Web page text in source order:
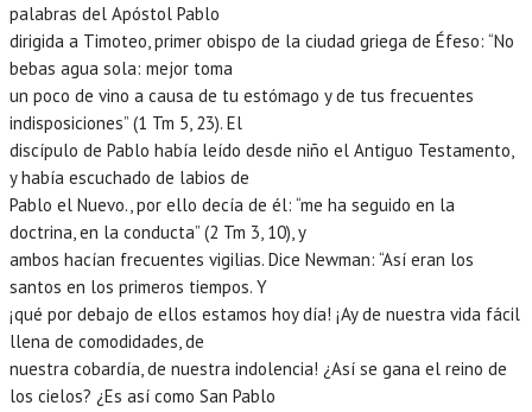
palabras del Apóstol Pablo
dirigida a Timoteo, primer obispo de la ciudad griega de Éfeso: “No
bebas agua sola: mejor toma
un poco de vino a causa de tu estómago y de tus frecuentes
indisposiciones” (1 Tm 5, 23). El
discípulo de Pablo había leído desde niño el Antiguo Testamento,
y había escuchado de labios de
Pablo el Nuevo., por ello decía de él: “me ha seguido en la
doctrina, en la conducta” (2 Tm 3, 10), y
ambos hacían frecuentes vigilias. Dice Newman: “Así eran los
santos en los primeros tiempos. Y
¡qué por debajo de ellos estamos hoy día! ¡Ay de nuestra vida fácil
llena de comodidades, de
nuestra cobardía, de nuestra indolencia! ¿Así se gana el reino de
los cielos? ¿Es así como San Pablo